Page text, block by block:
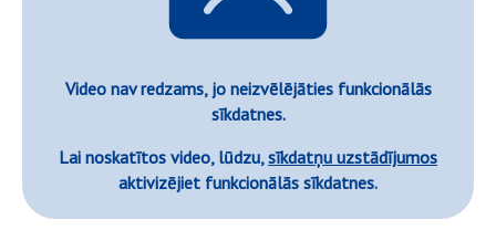
Video nav redzams, jo neizvēlējāties funkcionālās
sīkdatnes.
Lai noskatītos video, lūdzu,sīkdatņu uzstādījumos
aktivizējiet funkcionālās sīkdatnes.